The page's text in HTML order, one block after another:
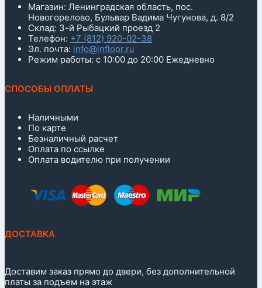
Магазин: Ленинградская область, пос.
Новогорелово, Бульвар Вадима Чугунова, д. 8/2
Склад: 3-й Рыбацкий проезд 2
Телефон: +7 (812) 920-02-38
Эл. почта: info@infloor.ru
Режим работы: с 10:00 до 20:00 Ежедневно
СПОСОБЫ ОПЛАТЫ
Наличными
По карте
Безналичный расчет
Оплата по ссылке
Оплата водителю при получении
ДОСТАВКА
Доставим заказ прямо до двери, без дополнительной
платы за подъем на этаж